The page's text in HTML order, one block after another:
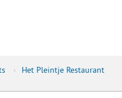
› Het Pleintje Restaurant